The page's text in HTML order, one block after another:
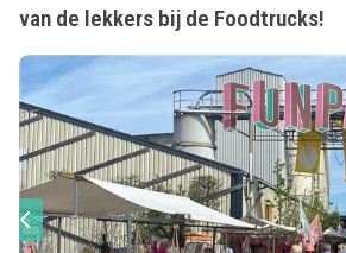
van de lekkers bij de Foodtrucks!